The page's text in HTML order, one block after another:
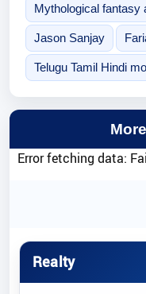
Mythological fantasy
Jason Sanjay
Telugu Tamil Hindi
Error fetching data:
Realty